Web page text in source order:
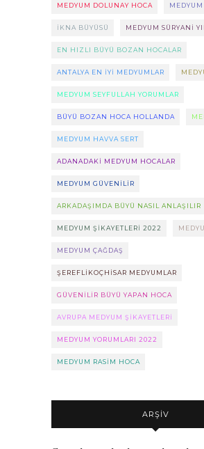
MEDYUM DOLUNAY HOCA
IKNA BÜYÜSÜ MEDYUM SÜRYANI
EN HIZLI BÜYÜ BOZAN HOCALAR
ANTALYA EN IYI MEDYUMLAR
MEDYUM SEYFULLAH YORUMLAR
BÜYÜ BOZAN HOCA HOLLANDA
MEDYUM HAVVA SERT
ADANADAKI MEDYUM HOCALAR
MEDYUM GÜVENILIR
ARKADAŞIMDA BÜYÜ NASIL ANLAŞILIR
MEDYUM ŞIKAYETLERI 2022
MEDYUM ÇAĞDAŞ
ŞEREFLIKOÇHISAR MEDYUMLAR
GÜVENILIR BÜYÜ YAPAN HOCA
AVRUPA MEDYUM ŞIKAYETLERI
MEDYUM YORUMLARI 2022
MEDYUM RASIM HOCA
ARŞIV